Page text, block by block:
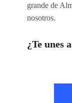
grande de
nosotros.
¿Te unes